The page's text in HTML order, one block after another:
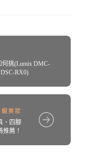
何挑(Lumix DMC-
RX0)
蝦美妝
、四腳
推薦！